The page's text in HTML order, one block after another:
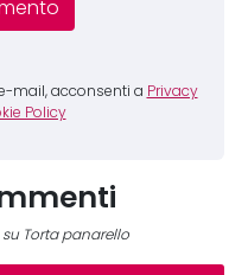
mail, acconsenti a Privacy
Policy
Torta panarello